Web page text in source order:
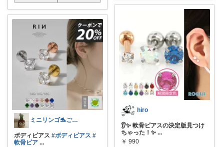
ミニリンゴ🐬ご縁に感謝🌻ありがとう
ボディピアス #ボディピアス #
軟骨ピア ...
hiro
👂✨ 軟骨ピアスの決定版見つけ
ちゃった！✨ ...
￥ 990